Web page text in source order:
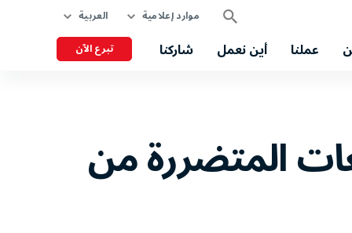
موارد إعلامية العربية
عملنا أين نعمل شاركنا تبرع الآن
المتضررة من